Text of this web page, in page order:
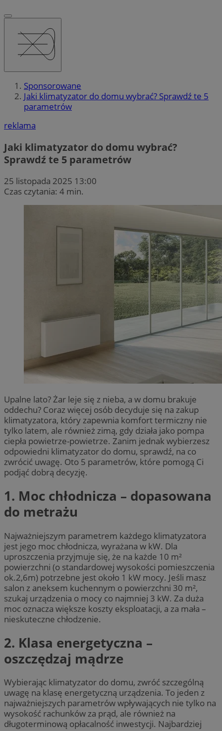
Sponsorowane
Jaki klimatyzator do domu wybrać? Sprawdź te 5
parametrów
reklama
Jaki klimatyzator do domu wybrać?
Sprawdź te 5 parametrów
25 listopada 2025 13:00
Czas czytania: 4 min.
Upalne lato? Żar leje się z nieba, a w domu brakuje
oddechu? Coraz więcej osób decyduje się na zakup
klimatyzatora, który zapewnia komfort termiczny nie
tylko latem, ale również zimą, gdy działa jako pompa
ciepła powietrze-powietrze. Zanim jednak wybierzesz
odpowiedni klimatyzator do domu, sprawdź, na co
zwrócić uwagę. Oto 5 parametrów, które pomogą Ci
podjąć dobrą decyzję.
1. Moc chłodnicza – dopasowana
do metrażu
Najważniejszym parametrem każdego klimatyzatora
jest jego moc chłodnicza, wyrażana w kW. Dla
uproszczenia przyjmuje się, że na każde 10 m²
powierzchni (o standardowej wysokości pomieszczenia
ok.2,6m) potrzebne jest około 1 kW mocy. Jeśli masz
salon z aneksem kuchennym o powierzchni 30 m²,
szukaj urządzenia o mocy co najmniej 3 kW. Za duża
moc oznacza większe koszty eksploatacji, a za mała –
nieskuteczne chłodzenie.
2. Klasa energetyczna –
oszczędzaj mądrze
Wybierając klimatyzator do domu, zwróć szczególną
uwagę na klasę energetyczną urządzenia. To jeden z
najważniejszych parametrów wpływających nie tylko na
wysokość rachunków za prąd, ale również na
długoterminową opłacalność inwestycji. Najbardziej